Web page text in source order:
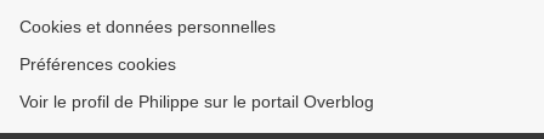
Cookies et données personnelles
Préférences cookies
Voir le profil de Philippe sur le portail Overblog